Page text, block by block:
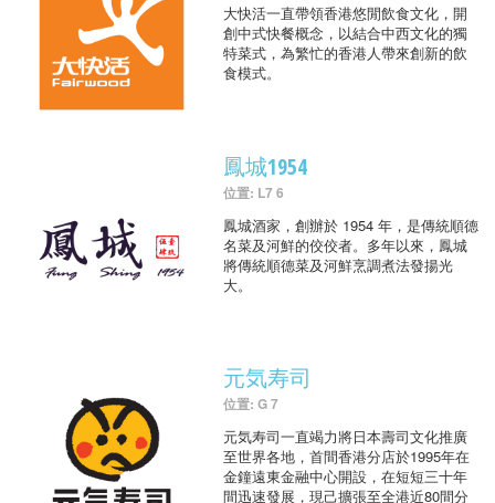
大快活一直帶領香港悠閒飲食文化，開
創中式快餐概念，以結合中西文化的獨
特菜式，為繁忙的香港人帶來創新的飲
食模式。
鳳城1954
位置: L7 6
鳳城酒家，創辦於 1954 年，是傳統順德
名菜及河鮮的佼佼者。多年以來，鳳城
將傳統順德菜及河鮮烹調煮法發揚光
大。
元気寿司
位置: G 7
元気寿司一直竭力將日本壽司文化推廣
至世界各地，首間香港分店於1995年在
金鐘遠東金融中心開設，在短短三十年
間迅速發展，現己擴張至全港近80間分